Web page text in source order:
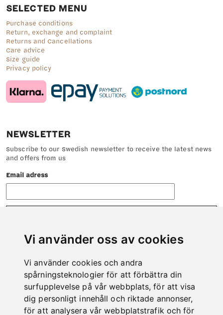
Vi använder oss av cookies
Vi använder cookies och andra
spårningsteknologier för att förbättra din
surfupplevelse på vår webbplats, för att visa
dig personligt innehåll och riktade annonser,
för att analysera vår webbplatstrafik och för
SELECTED MENU
Purchase conditions
Return, exchange and complaint
Returns and Cancellations
Care advice
Size guide
Privacy policy
NEWSLETTER
Subscribe to our Swedish newsletter to receive the latest news
and offers from us
Email adress
CONTACT
Do not hesitate to contact us if there is anything we can help
you with.
Phone: 0978-600 00